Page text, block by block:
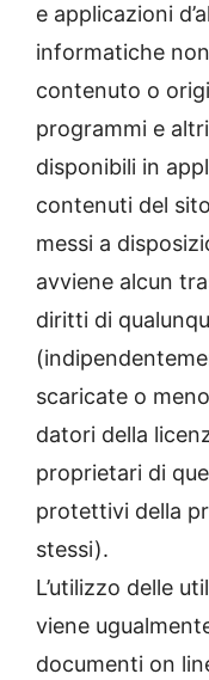
e applicazioni
informatiche
contenuto o
programmi e
disponibili in
contenuti del
messi a
avviene alcun
diritti di
scaricate o
datori della
proprietari di
protettivi della
stessi).
L’utilizzo delle
viene
documenti on